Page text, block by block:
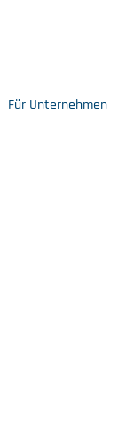
Für Unternehmen